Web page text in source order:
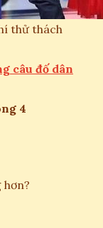
thử thách
câu đố dân
4
hơn?